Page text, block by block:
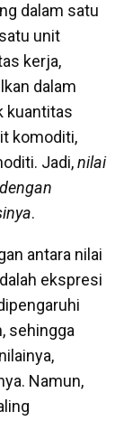
dalam satu
unit
kerja,
dalam
kuantitas
komoditi,
Jadi,nilai
.
antara nilai
ekspresi
sehingga
Namun,